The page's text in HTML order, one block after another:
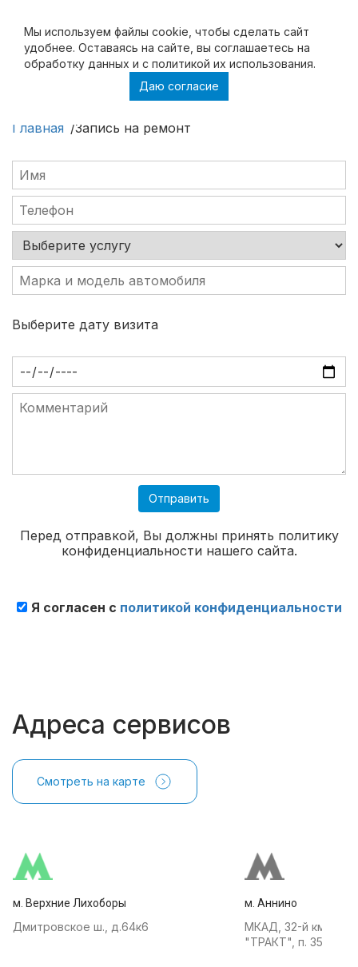
Мы используем файлы cookie, чтобы cделать сайт
удобнее. Оставаясь на сайте, вы соглашаетесь на
обработку данных и с политикой их использования.
Даю согласие
Запись на ремонт
Главная Запись на ремонт
Выберите дату визита
Отправить
Перед отправкой, Вы должны принять политику
конфиденциальности нашего сайта.
Я согласен с политикой конфиденциальности
Адреса сервисов
Смотреть на карте
м. Верхние Лихоборы
Дмитровское ш., д.64к6
м. Аннино
МКАД, 32-й км, АТК
"ТРАКТ", п. 35